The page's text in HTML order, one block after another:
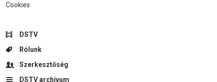
Cookies
DSTV
Rólunk
Szerkesztőség
DSTV archívum